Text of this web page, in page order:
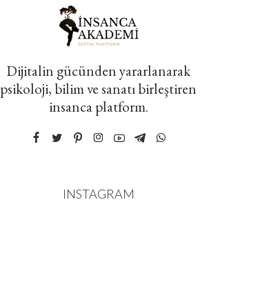
Dijitalin gücünden yararlanarak
psikoloji, bilim ve sanatı birleştiren
insanca platform.
INSTAGRAM